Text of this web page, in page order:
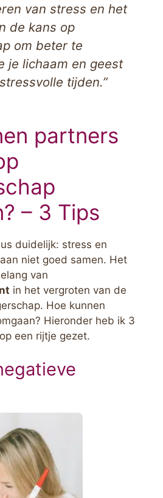
van stress en het
de kans op
om beter te
je lichaam en geest
tijden.”
partners
– 3 Tips
duidelijk: stress en
niet goed samen. Het
van
in het vergroten van de
Hoe kunnen
Hieronder heb ik 3
een rijtje gezet.